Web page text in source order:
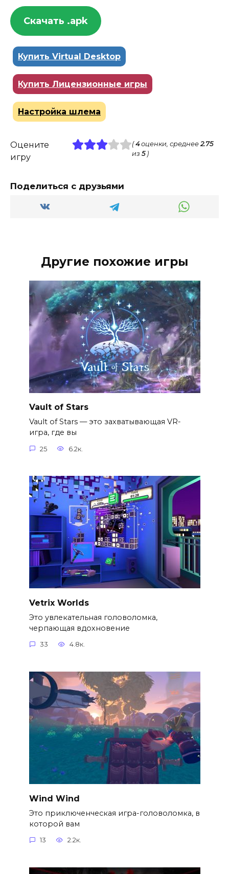
Скачать .apk
Купить Virtual Desktop
Купить Лицензионные игры
Настройка шлема
Оцените
игру
(4оценки, среднее 2.75
из 5)
Поделиться с друзьями
Другие похожие игры
Vault of Stars
Vault of Stars — это захватывающая VR-
игра, где вы
25 6.2к.
Vetrix Worlds
Это увлекательная головоломка,
черпающая вдохновение
33 4.8к.
Wind Wind
Это приключенческая игра-головоломка, в
которой вам
13 2.2к.